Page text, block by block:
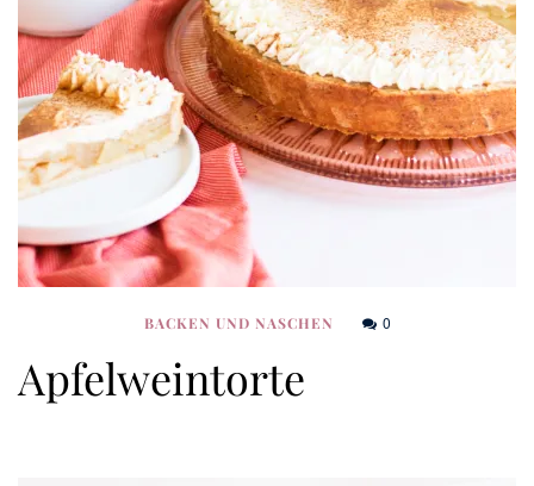
BACKEN UND NASCHEN 0
Apfelweintorte